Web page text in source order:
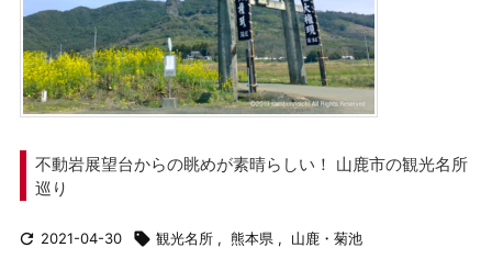
不動岩展望台からの眺めが素晴らしい！ 山鹿市の観光名所
巡り
 2021-04-30  観光名所 , 熊本県 ,
山鹿・菊池